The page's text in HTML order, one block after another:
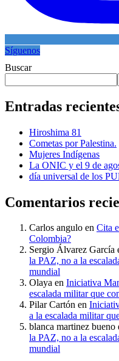
Síguenos
Buscar
Entradas
Hiroshima 81
Cometas por Palestina.
Mujeres Indígenas
La ONIC y el 9 de
día universal de los
Comentarios
Carlos angulo en Cita
Colombia?
Sergio Álvarez García
la PAZ, no a la
mundial
Olaya en Iniciativa
escalada militar que
Pilar Cartón en
a la escalada militar
blanca martinez bueno
la PAZ, no a la
mundial